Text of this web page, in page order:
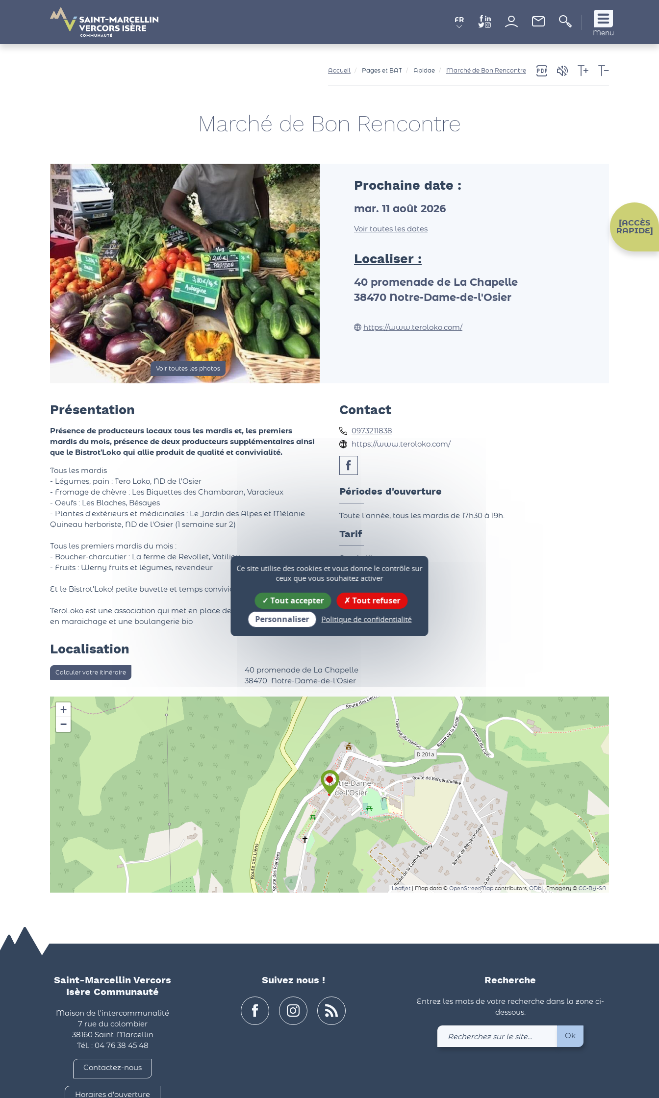
FR
!
Menu
[ACCÈS
RAPIDE]
Accueil Pages et BAT Apidae Marché de Bon Rencontre
Marché de Bon Rencontre
Voir toutes les photos
Prochaine date :
mar. 11 août 2026
Voir toutes les dates
Localiser :
40 promenade de La Chapelle
38470 Notre-Dame-de-l'Osier
https://www.teroloko.com/
Présentation
Présence de producteurs locaux tous les mardis et, les premiers
mardis du mois, présence de deux producteurs supplémentaires ainsi
que le Bistrot'Loko qui allie produit de qualité et convivialité.
Tous les mardis
- Légumes, pain : Tero Loko, ND de l'Osier
- Fromage de chèvre : Les Biquettes des Chambaran, Varacieux
- Oeufs : Les Blaches, Bésayes
- Plantes d'extérieurs et médicinales : Le Jardin des Alpes et Mélanie
Quineau herboriste, ND de l'Osier (1 semaine sur 2)
Tous les premiers mardis du mois :
- Boucher-charcutier : La ferme de Revollet, Vatilieu
- Fruits : Werny fruits et légumes, revendeur
Et le Bistrot'Loko! petite buvette et temps convivial jusqu'à 20h
TeroLoko est une association qui met en place des chantiers d'insertion
en maraichage et une boulangerie bio
Contact
0973211838
https://www.teroloko.com/
Périodes d'ouverture
Toute l'année, tous les mardis de 17h30 à 19h.
Tarif
Localisation
Calculer votre itinéraire
40 promenade de La Chapelle
38470
Notre-Dame-de-l'Osier
+
−
Leaflet | Map data © OpenStreetMap contributors,ODbL , Imagery © CC-BY-SA
Saint-Marcellin Vercors
Isère Communauté
Maison de l'intercommunalité
7 rue du colombier
38160 Saint-Marcellin
Tél. : 04 76 38 45 48
Contactez-nous
Horaires d'ouverture
Suivez nous ! Recherche
Entrez les mots de votre recherche dans la zone ci-
dessous.
Recherchez
sur
Ok
Panneau de gestion des cookies
Ce site utilise des cookies et vous donne le contrôle sur
ceux que vous souhaitez activer
Tout accepter
Tout refuser
Personnaliser
Politique de confidentialité